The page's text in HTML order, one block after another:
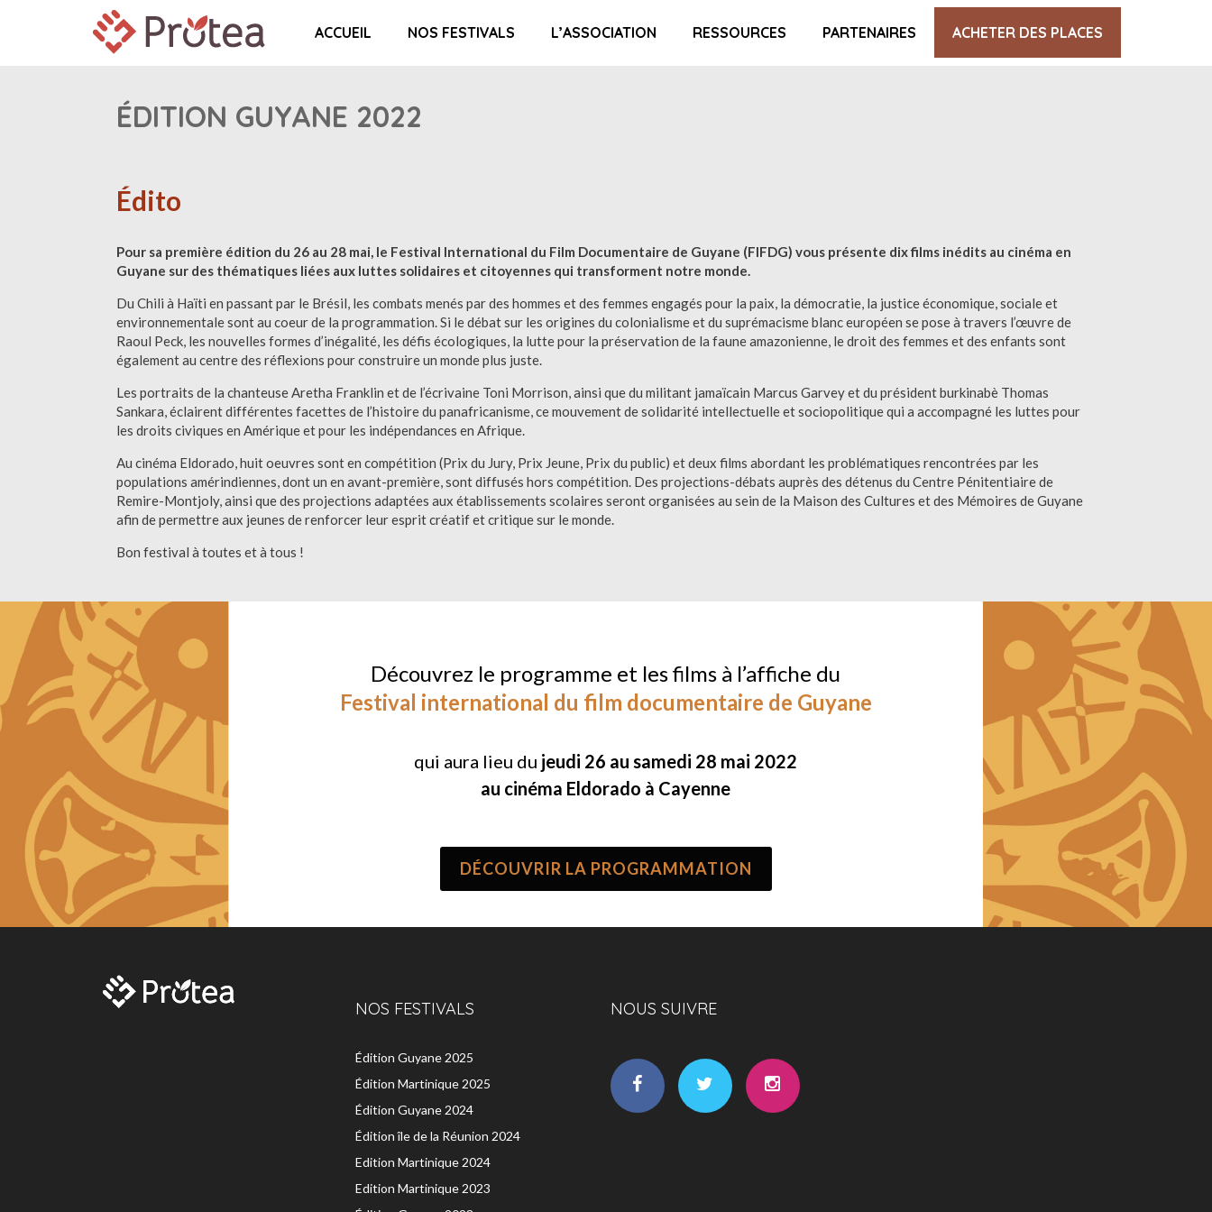
ACCUEIL NOS FESTIVALS L’ASSOCIATION RESSOURCES PARTENAIRES ACHETER DES PLACES
ÉDITION GUYANE 2022
Édito
Pour sa première édition du 26 au 28 mai, le Festival International du Film Documentaire de Guyane (FIFDG) vous présente dix films inédits au cinéma en
Guyane sur des thématiques liées aux luttes solidaires et citoyennes qui transforment notre monde.
Du Chili à Haïti en passant par le Brésil, les combats menés par des hommes et des femmes engagés pour la paix, la démocratie, la justice économique, sociale et
environnementale sont au coeur de la programmation. Si le débat sur les origines du colonialisme et du suprémacisme blanc européen se pose à travers l’œuvre de
Raoul Peck, les nouvelles formes d’inégalité, les défis écologiques, la lutte pour la préservation de la faune amazonienne, le droit des femmes et des enfants sont
également au centre des réflexions pour construire un monde plus juste.
Les portraits de la chanteuse Aretha Franklin et de l’écrivaine Toni Morrison, ainsi que du militant jamaïcain Marcus Garvey et du président burkinabè Thomas
Sankara, éclairent différentes facettes de l’histoire du panafricanisme, ce mouvement de solidarité intellectuelle et sociopolitique qui a accompagné les luttes pour
les droits civiques en Amérique et pour les indépendances en Afrique.
Au cinéma Eldorado, huit oeuvres sont en compétition (Prix du Jury, Prix Jeune, Prix du public) et deux films abordant les problématiques rencontrées par les
populations amérindiennes, dont un en avant-première, sont diffusés hors compétition. Des projections-débats auprès des détenus du Centre Pénitentiaire de
Remire-Montjoly, ainsi que des projections adaptées aux établissements scolaires seront organisées au sein de la Maison des Cultures et des Mémoires de Guyane
afin de permettre aux jeunes de renforcer leur esprit créatif et critique sur le monde.
Bon festival à toutes et à tous !
Découvrez le programme et les films à l’affiche du
Festival international du film documentaire de Guyane
qui aura lieu du jeudi 26 au samedi 28 mai 2022
au cinéma Eldorado à Cayenne
DÉCOUVRIR LA PROGRAMMATION
NOS FESTIVALS
Édition Guyane 2025
Édition Martinique 2025
Édition Guyane 2024
Édition île de la Réunion 2024
Edition Martinique 2024
Edition Martinique 2023
NOUS SUIVRE